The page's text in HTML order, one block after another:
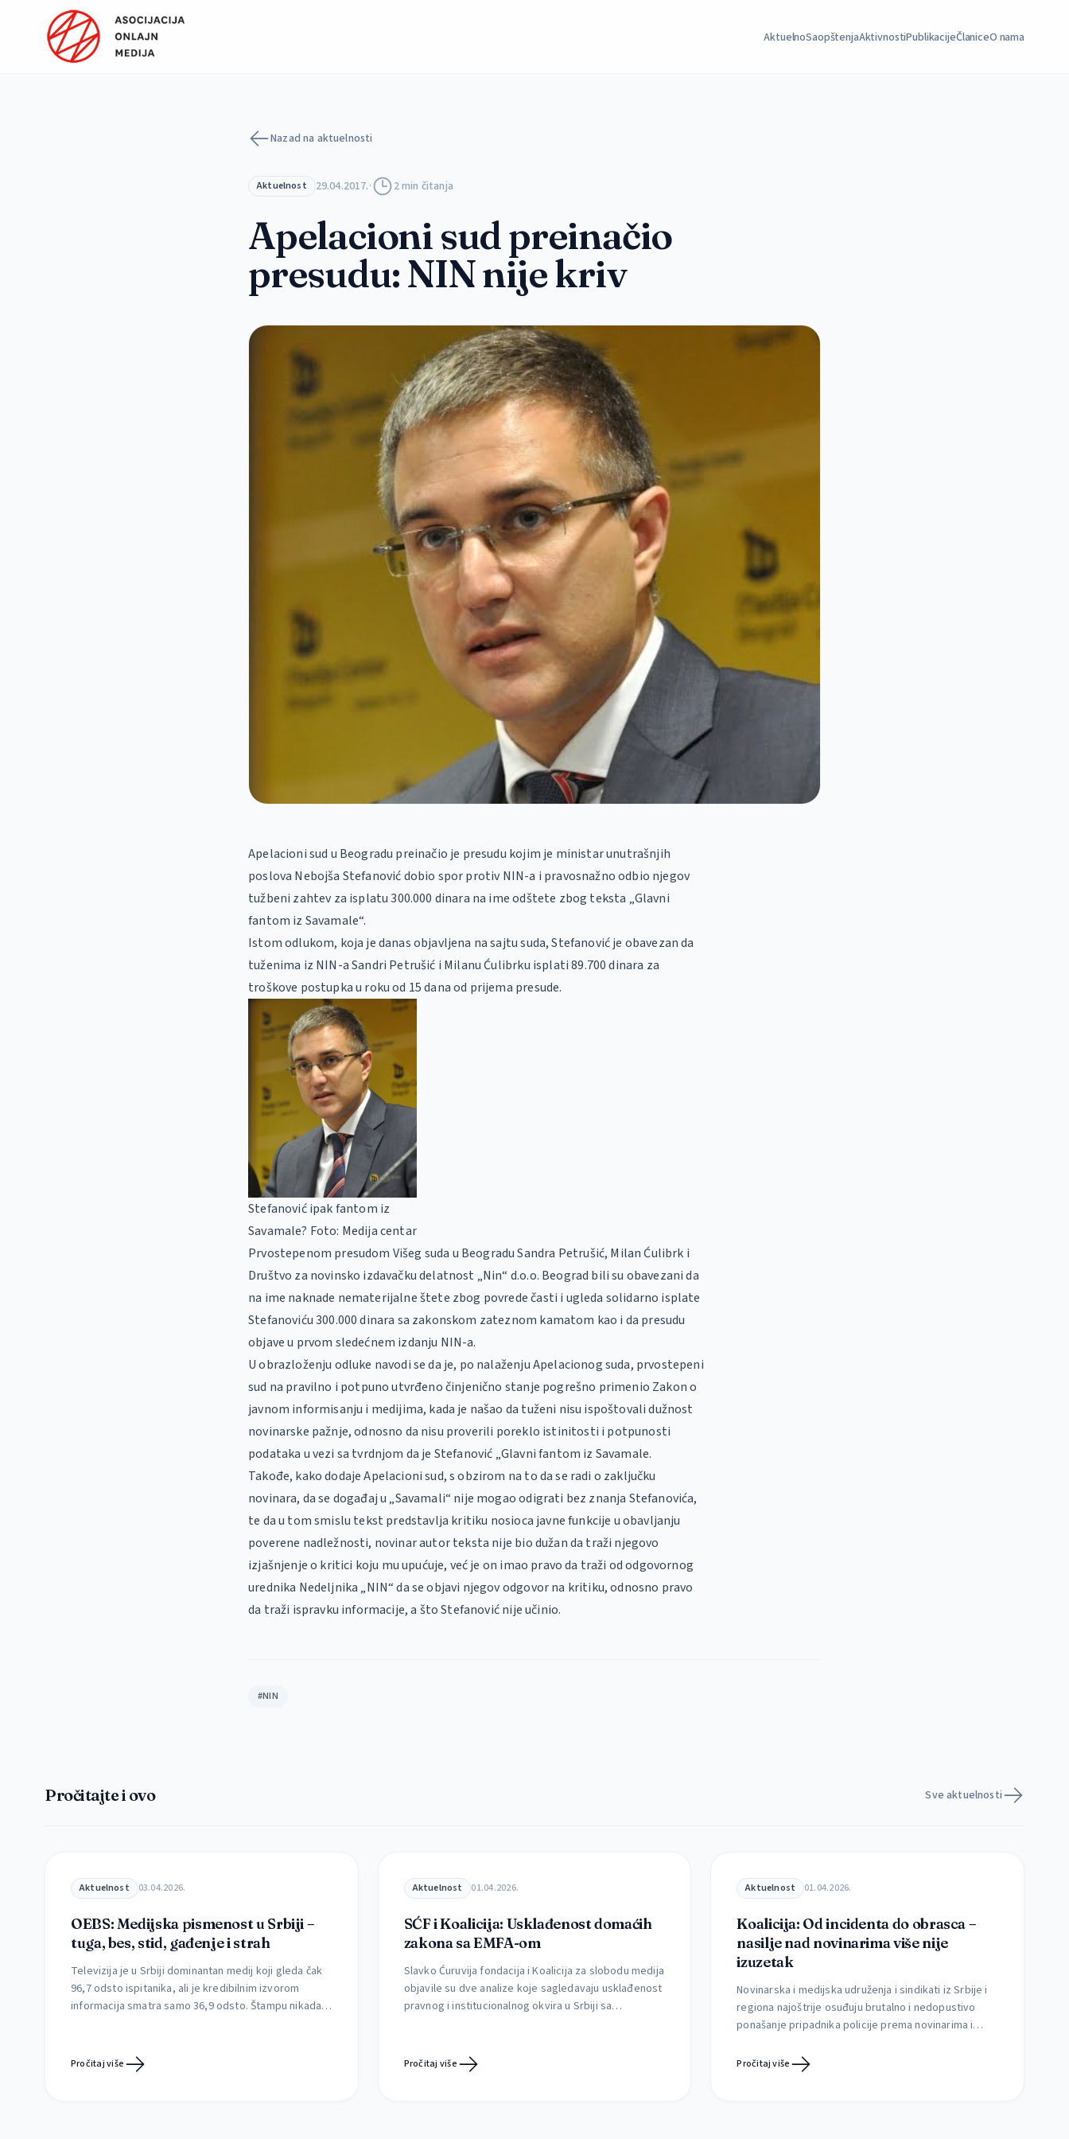
Preskoči na sadržaj
AktuelnoSaopštenjaAktivnostiPublikacijeČlaniceO nama
Nazad na aktuelnosti
Aktuelnost 29.04.2017.· 2 min čitanja
Apelacioni sud preinačio
presudu: NIN nije kriv
Apelacioni sud u Beogradu preinačio je presudu kojim je ministar unutrašnjih
poslova Nebojša Stefanović dobio spor protiv NIN-a i pravosnažno odbio njegov
tužbeni zahtev za isplatu 300.000 dinara na ime odštete zbog teksta „Glavni
fantom iz Savamale“.
Istom odlukom, koja je danas objavljena na sajtu suda, Stefanović je obavezan da
tuženima iz NIN-a Sandri Petrušić i Milanu Ćulibrku isplati 89.700 dinara za
troškove postupka u roku od 15 dana od prijema presude.
Stefanović ipak fantom iz
Savamale? Foto: Medija centar
Prvostepenom presudom Višeg suda u Beogradu Sandra Petrušić, Milan Ćulibrk i
Društvo za novinsko izdavačku delatnost „Nin“ d.o.o. Beograd bili su obavezani da
na ime naknade nematerijalne štete zbog povrede časti i ugleda solidarno isplate
Stefanoviću 300.000 dinara sa zakonskom zateznom kamatom kao i da presudu
objave u prvom sledećnem izdanju NIN-a.
U obrazloženju odluke navodi se da je, po nalaženju Apelacionog suda, prvostepeni
sud na pravilno i potpuno utvrđeno činjenično stanje pogrešno primenio Zakon o
javnom informisanju i medijima, kada je našao da tuženi nisu ispoštovali dužnost
novinarske pažnje, odnosno da nisu proverili poreklo istinitosti i potpunosti
podataka u vezi sa tvrdnjom da je Stefanović „Glavni fantom iz Savamale.
Takođe, kako dodaje Apelacioni sud, s obzirom na to da se radi o zaključku
novinara, da se događaj u „Savamali“ nije mogao odigrati bez znanja Stefanovića,
te da u tom smislu tekst predstavlja kritiku nosioca javne funkcije u obavljanju
poverene nadležnosti, novinar autor teksta nije bio dužan da traži njegovo
izjašnjenje o kritici koju mu upućuje, već je on imao pravo da traži od odgovornog
urednika Nedeljnika „NIN“ da se objavi njegov odgovor na kritiku, odnosno pravo
da traži ispravku informacije, a što Stefanović nije učinio.
#NIN
Pročitajte i ovo Sve aktuelnosti
Aktuelnost 03.04.2026.
OEBS: Medijska pismenost u Srbiji –
tuga, bes, stid, gađenje i strah
Televizija je u Srbiji dominantan medij koji gleda čak
96,7 odsto ispitanika, ali je kredibilnim izvorom
informacija smatra samo 36,9 odsto. Štampu nikada
kako utiču na njih i da li uspevaju da prepoznaju
štetne sadržaje Mediji retko menjaju […]
Pročitaj više
Aktuelnost 01.04.2026.
SĆF i Koalicija: Usklađenost domaćih
zakona sa EMFA-om
Slavko Ćuruvija fondacija i Koalicija za slobodu medija
objavile su dve analize koje sagledavaju usklađenost
pravnog i institucionalnog okvira u Srbiji sa
okolnostima. Prema najavama iz ministarstva
informisanja i telekomunikacija, to ministarstvo
Pročitaj više
Aktuelnost 01.04.2026.
Koalicija: Od incidenta do obrasca –
nasilje nad novinarima više nije
izuzetak
Novinarska i medijska udruženja i sindikati iz Srbije i
regiona najoštrije osuđuju brutalno i nedopustivo
ponašanje pripadnika policije prema novinarima i
rada tokom izveštavanja sa događaja od javnog
Pročitaj više